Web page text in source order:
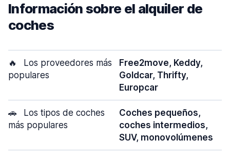
Información sobre el alquiler de
coches
🔥
Los proveedores más
populares
Free2move, Keddy,
Goldcar, Thrifty,
Europcar
🚗
Los tipos de coches
más populares
Coches pequeños,
coches intermedios,
SUV, monovolúmenes